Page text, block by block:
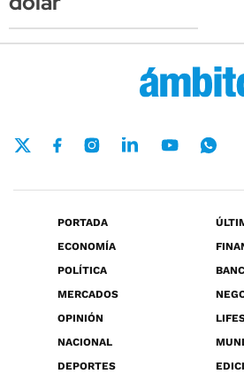
PORTADA
ECONOMÍA
POLÍTICA
MERCADOS
OPINIÓN
NACIONAL
DEPORTES